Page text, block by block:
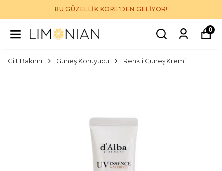
BU GÜZELLİK KORE'DEN GELİYOR!
0
Cilt Bakımı Güneş Koruyucu Renkli Güneş Kremi